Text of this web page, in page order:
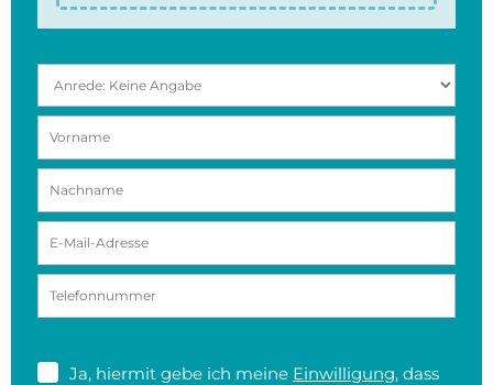
Ja, hiermit gebe ich meine Einwilligung, dass